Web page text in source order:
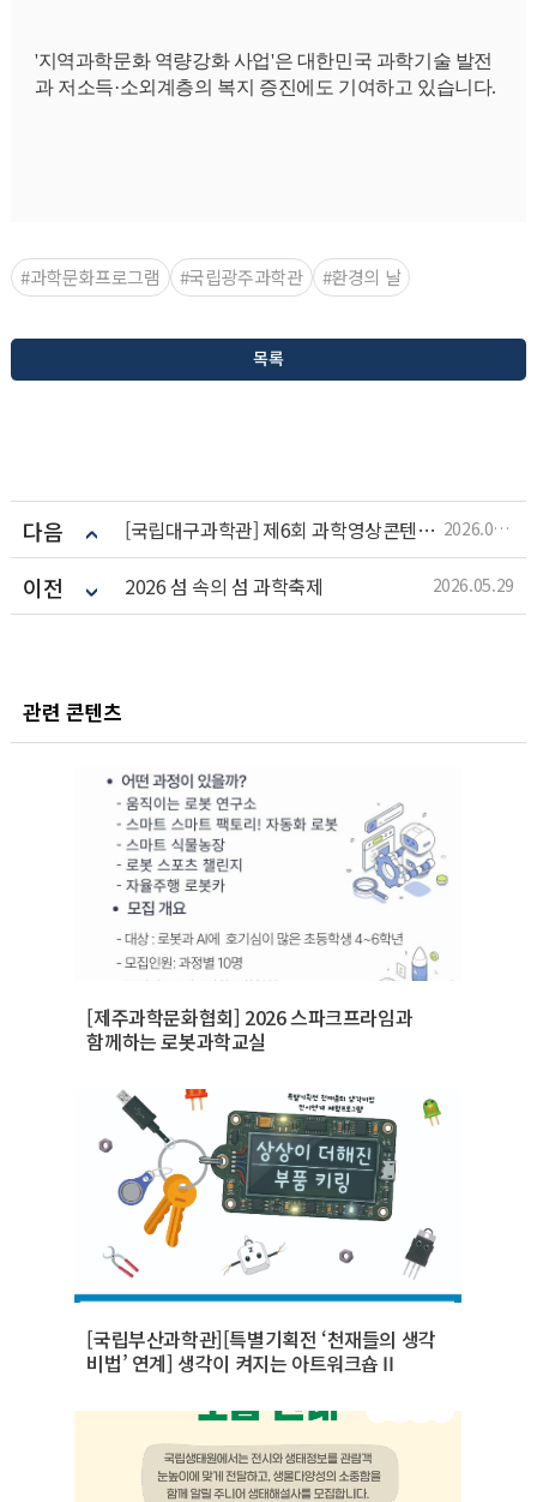
'지역과학문화 역량강화 사업'은 대한민국 과학기술 발전
과 저소득·소외계층의 복지 증진에도 기여하고 있습니다.
#과학문화프로그램 #국립광주과학관 #환경의 날
목록
다음 [국립대구과학관] 제6회 과학영상콘텐츠 공모전 2026.06.01
이전 2026 섬 속의 섬 과학축제 2026.05.29
관련 콘텐츠
[제주과학문화협회] 2026 스파크프라임과
함께하는 로봇과학교실
[국립부산과학관][특별기획전 ‘천재들의 생각
비법’ 연계] 생각이 켜지는 아트워크숍Ⅱ